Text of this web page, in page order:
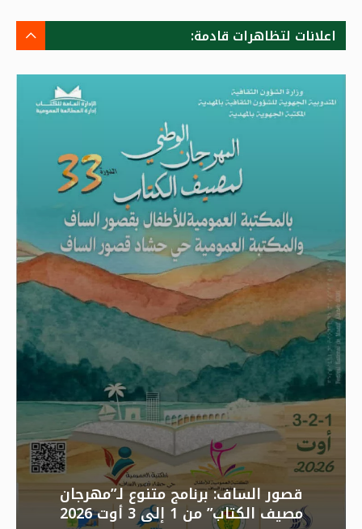
اعلانات لتظاهرات قادمة:
قصور الساف: برنامج متنوع لـ”مهرجان
مصيف الكتاب” من 1 إلى 3 أوت 2026